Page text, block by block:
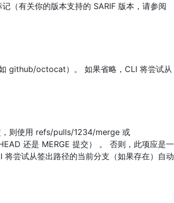
（有关你的版本支持的 SARIF 版本，请参阅
github/octocat）。 如果省略，CLI 将尝试从
，则使用 refs/pulls/1234/merge 或
还是 MERGE 提交） 。 否则，此项应是一
尝试从签出路径的当前分支（如果存在）自动